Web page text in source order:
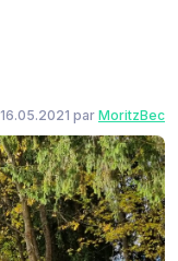
parMoritzBec